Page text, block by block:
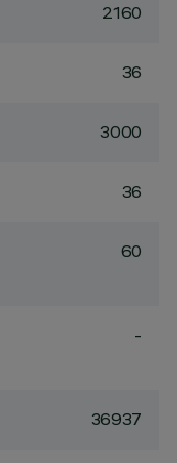
2160
36
3000
36
60
-
36937